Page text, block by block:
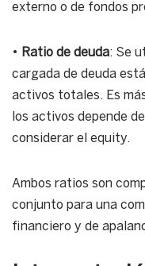
externo o de fondos
• Ratio de deuda: Se
cargada de deuda
activos totales. Es
los activos depende
considerar el equity.
Ambos ratios son
conjunto para una
financiero y de